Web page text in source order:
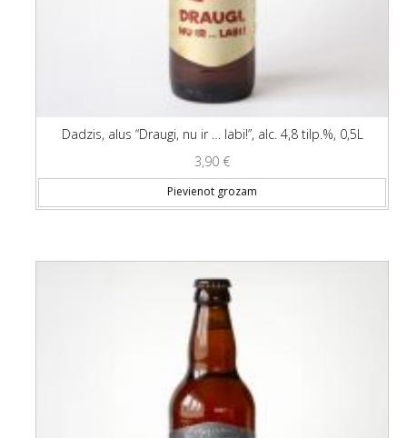
Dadzis, alus “Draugi, nu ir … labi!”, alc. 4,8 tilp.%, 0,5L
3,90 €
Pievienot grozam